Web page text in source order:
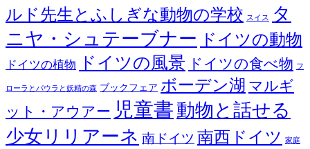
ルド先生とふしぎな動物の学校 スイス
タ
ニヤ・シュテーブナー ドイツの動物
ドイツの植物 ドイツの風景 ドイツの食べ物 フ
ローラとパウラと妖精の森 ブックフェア ボーデン湖 マルギ
ット・アウアー 児童書 動物と話せる
少女リリアーネ 南ドイツ 南西ドイツ 家庭